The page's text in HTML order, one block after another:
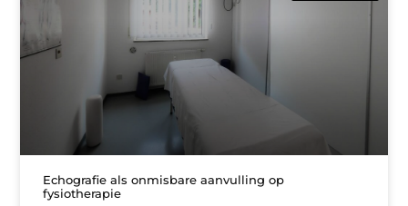
Echografie als onmisbare aanvulling op
fysiotherapie